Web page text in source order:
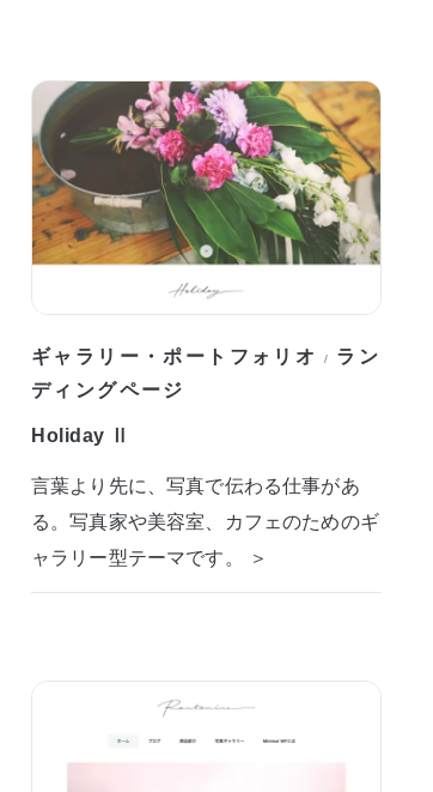
ギャラリー・ポートフォリオ / ラン
ディングページ
Holiday Ⅱ
言葉より先に、写真で伝わる仕事があ
る。写真家や美容室、カフェのためのギ
ャラリー型テーマです。 ＞